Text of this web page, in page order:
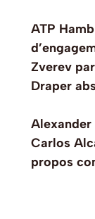
ATP
Zverev
Draper
Alexander
Carlos
propos